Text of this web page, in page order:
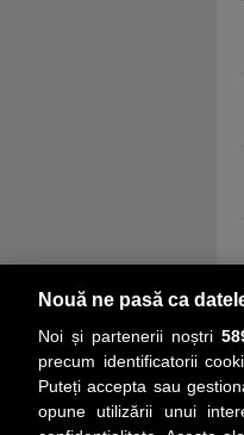
Nouă ne pasă ca
Noi și partenerii noștri
precum identificatorii
Puteți accepta sau
opune utilizării unui